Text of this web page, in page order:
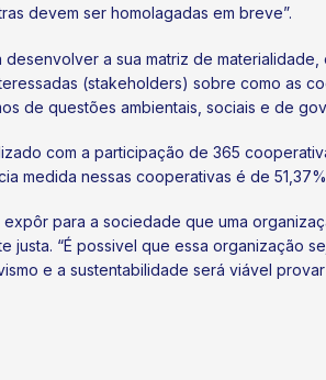
devem ser homolagadas em breve”.
a sua matriz de
(stakeholders) sobre como as
de questões ambientais, sociais e de
com a participação de 365
medida nessas cooperativas é de
para a sociedade que uma
justa. “É possivel que essa organização
e a sustentabilidade será viável